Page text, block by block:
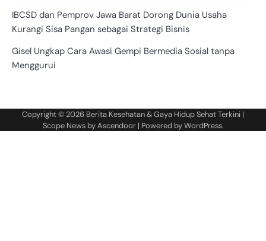
IBCSD dan Pemprov Jawa Barat Dorong Dunia Usaha
Kurangi Sisa Pangan sebagai Strategi Bisnis
Gisel Ungkap Cara Awasi Gempi Bermedia Sosial tanpa
Menggurui
Copyright © 2026 Berita Kesehatan & Gaya Hidup Sehat Terkini |
Scope News byAscendoor| Powered byWordPress.